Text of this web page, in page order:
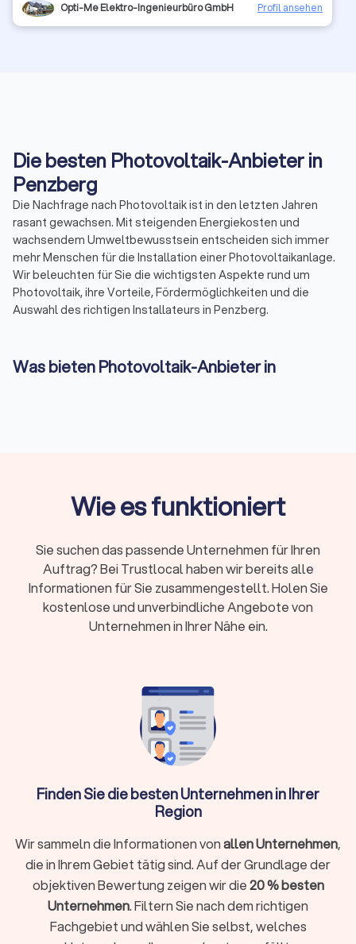
Opti-Me Elektro-Ingenieurbüro GmbH Profil ansehen
Die besten Photovoltaik-Anbieter in
Penzberg
Die Nachfrage nach Photovoltaik ist in den letzten Jahren
rasant gewachsen. Mit steigenden Energiekosten und
wachsendem Umweltbewusstsein entscheiden sich immer
mehr Menschen für die Installation einer Photovoltaikanlage.
Wir beleuchten für Sie die wichtigsten Aspekte rund um
Photovoltaik, ihre Vorteile, Fördermöglichkeiten und die
Auswahl des richtigen Installateurs in Penzberg.
Was bieten Photovoltaik-Anbieter in
ersten Beratung über die Planung bis hin zur Inbetriebnahme
kümmern sich diese Fachleute um alle Schritte, um
zuverlässig funktioniert.
Vorteile einer Photovoltaikanlage
Photovoltaik bezeichnet die direkte Umwandlung von
Neben diesem Beitrag zum Umweltschutz profitieren Sie mit
der Auswahl einer PV-Anlage von einer Reihe weiterer
Kostenersparnis: Mit einer Photovoltaikanlage können
Sie Ihre Stromkosten erheblich senken.
Unabhängigkeit: Mit einer eigenen PV-Anlage werden
deren Preisgestaltung. Dies ist besonders in Zeiten
steigender Energiepreise von Vorteil.
Photovoltaikanlage sind attraktiver für Käufer und
können den Wert des Hauses erhöhen.
Zuverlässige Photovoltaik-Anbieter in
Wie es funktioniert
Sie suchen das passende Unternehmen für Ihren
Auftrag? Bei Trustlocal haben wir bereits alle
Informationen für Sie zusammengestellt. Holen Sie
kostenlose und unverbindliche Angebote von
Unternehmen in Ihrer Nähe ein.
Finden Sie die besten Unternehmen in Ihrer
Region
Wir sammeln die Informationen vonallen Unternehmen,
die in Ihrem Gebiet tätig sind. Auf der Grundlage der
objektiven Bewertung zeigen wir die20 % besten
Unternehmen. Filtern Sie nach dem richtigen
Fachgebiet und wählen Sie selbst, welches